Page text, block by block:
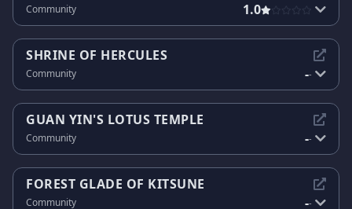
Community 1.0
SHRINE OF HERCULES
Community --
GUAN YIN'S LOTUS TEMPLE
Community --
FOREST GLADE OF KITSUNE
Community --